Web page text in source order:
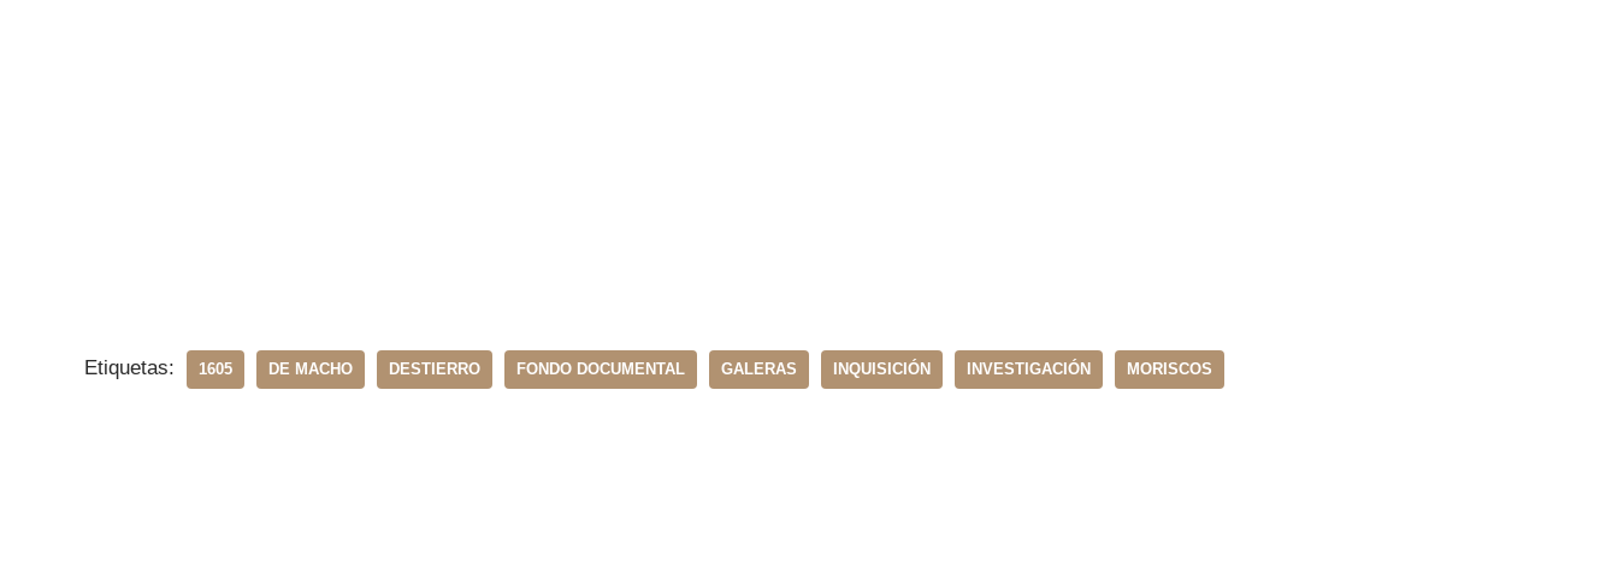
Etiquetas: 1605 DE MACHO DESTIERRO FONDO DOCUMENTAL GALERAS INQUISICIÓN INVESTIGACIÓN MORISCOS